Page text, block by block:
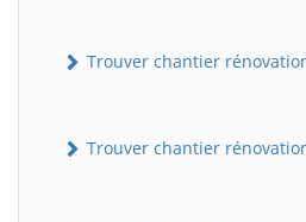
Trouver chantier
Trouver chantier